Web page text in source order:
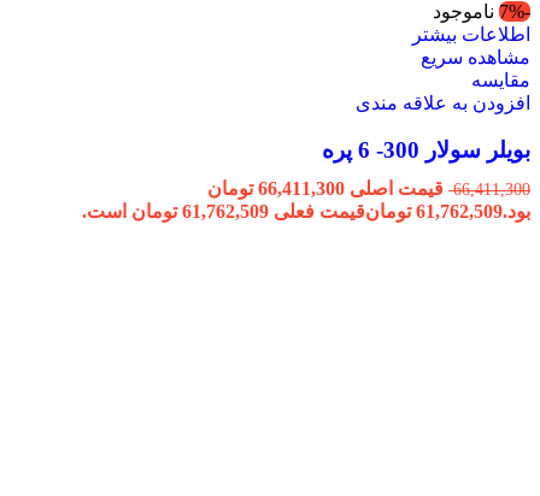
-7%
ناموجود
اطلاعات بیشتر
مشاهده سریع
مقایسه
افزودن به علاقه مندی
بویلر سولار 300- 6 پره
66,411,300
قیمت اصلی 66,411,300 تومان
بود.61,762,509 تومانقیمت فعلی 61,762,509 تومان است.